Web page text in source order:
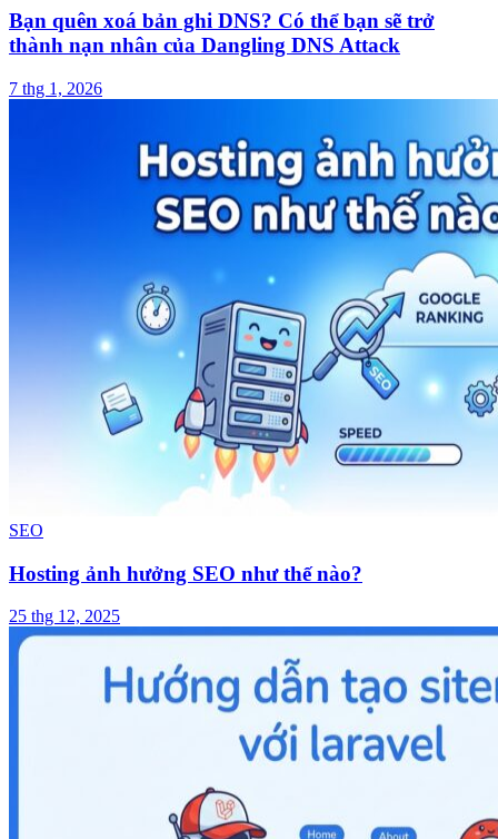
Bạn quên xoá bản ghi DNS? Có thể bạn sẽ trở
thành nạn nhân của Dangling DNS Attack
7 thg 1, 2026
SEO
Hosting ảnh hưởng SEO như thế nào?
25 thg 12, 2025